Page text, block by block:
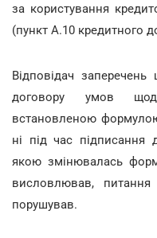
за користування
(пункт А.10 кредитного
Відповідач
договору умов
встановленою
ні під час підписання
якою змінювалась
висловлював,
порушував.